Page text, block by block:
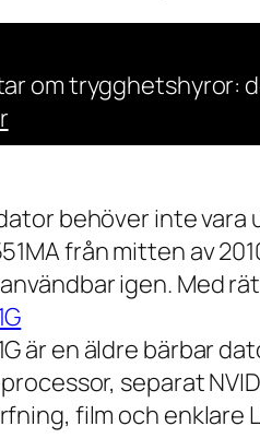
om trygghetshyror:
behöver inte
från mitten av
igen. Med
är en äldre bärbar
separat
film och enklare